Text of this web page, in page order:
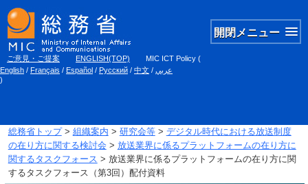
開閉メニュー
ご意見・ご提案 ENGLISH(TOP) MIC ICT Policy (
English / Français / Español / Русский / 中文 / عربي
)
総務省トップ> 組織案内 > 研究会等> デジタル時代における放送制度
の在り方に関する検討会 > 放送業界に係るプラットフォームの在り方に
関するタスクフォース > 放送業界に係るプラットフォームの在り方に関
するタスクフォース（第3回）配付資料